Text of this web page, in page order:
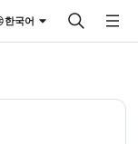
한국어